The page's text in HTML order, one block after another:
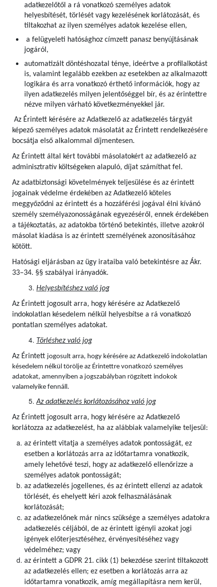
adatkezelőtől a rá vonatkozó személyes adatok
helyesbítését, törlését vagy kezelésének korlátozását, és
tiltakozhat az ilyen személyes adatok kezelése ellen,
a felügyeleti hatósághoz címzett panasz benyújtásának
jogáról,
automatizált döntéshozatal ténye, ideértve a profilalkotást
is, valamint legalább ezekben az esetekben az alkalmazott
logikára és arra vonatkozó érthető információk, hogy az
ilyen adatkezelés milyen jelentőséggel bír, és az érintettre
nézve milyen várható következményekkel jár.
Az Érintett kérésére az Adatkezelő az adatkezelés tárgyát
képező személyes adatok másolatát az Érintett rendelkezésére
bocsátja első alkalommal díjmentesen.
Az Érintett által kért további másolatokért az adatkezelő az
adminisztratív költségeken alapuló, díjat számíthat fel.
Az adatbiztonsági követelmények teljesülése és az érintett
jogainak védelme érdekében az Adatkezelő köteles
meggyőződni az érintett és a hozzáférési jogával élni kívánó
személy személyazonosságának egyezéséről, ennek érdekében
a tájékoztatás, az adatokba történő betekintés, illetve azokról
másolat kiadása is az érintett személyének azonosításához
kötött.
Hatósági eljárásban az ügy irataiba való betekintésre az Ákr.
33–34. §§ szabályai irányadók.
Helyesbítéshez való jog
Az Érintett jogosult arra, hogy kérésére az Adatkezelő
indokolatlan késedelem nélkül helyesbítse a rá vonatkozó
pontatlan személyes adatokat.
Törléshez való jog
Az Érintett jogosult arra, hogy kérésére az Adatkezelő indokolatlan
késedelem nélkül törölje az Érintettre vonatkozó személyes
adatokat, amennyiben a jogszabályban rögzített indokok
valamelyike fennáll.
Az adatkezelés korlátozásához való jog
Az Érintett jogosult arra, hogy kérésére az Adatkezelő
korlátozza az adatkezelést, ha az alábbiak valamelyike teljesül:
az érintett vitatja a személyes adatok pontosságát, ez
esetben a korlátozás arra az időtartamra vonatkozik,
amely lehetővé teszi, hogy az adatkezelő ellenőrizze a
személyes adatok pontosságát;
az adatkezelés jogellenes, és az érintett ellenzi az adatok
törlését, és ehelyett kéri azok felhasználásának
korlátozását;
az adatkezelőnek már nincs szüksége a személyes adatokra
adatkezelés céljából, de az érintett igényli azokat jogi
igények előterjesztéséhez, érvényesítéséhez vagy
védelméhez; vagy
az érintett a GDPR 21. cikk (1) bekezdése szerint tiltakozott
az adatkezelés ellen; ez esetben a korlátozás arra az
időtartamra vonatkozik, amíg megállapításra nem kerül,